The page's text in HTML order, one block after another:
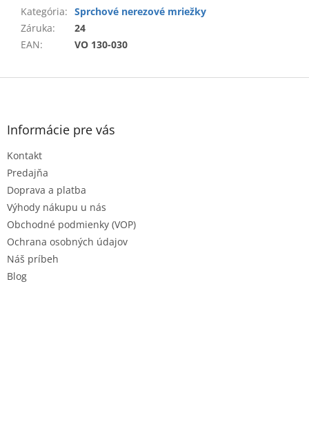
Kategória: Sprchové nerezové mriežky
Záruka:
24
EAN: VO 130-030
Z
Informácie pre vás
Kontakt
Predajňa
Doprava a platba
Výhody nákupu u nás
Obchodné podmienky (VOP)
Ochrana osobných údajov
Náš príbeh
Blog